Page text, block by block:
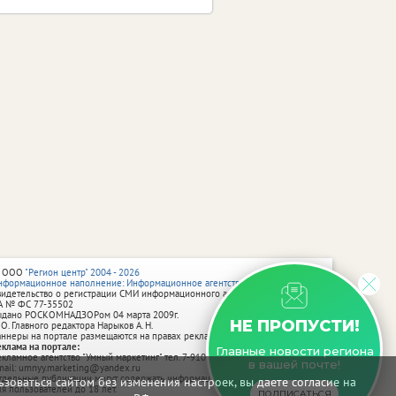
сайтом без изменения настроек, вы даете согласие на
НЕ ПРОПУСТИ!
Главные новости региона
в вашей почте!
"Регион центр" 2004 - 2026
наполнение: Информационное агентство vRossii.ru
о регистрации СМИ информационного агентства vRossii.ru
№ ФС 77‑35502
РОСКОМНАДЗОРом 04 марта 2009г.
Главного редактора Нарыков А. Н.
на портале размещаются на правах рекламы.
на портале:
агентство "Умный маркетинг" тел. 7-910-267-70-40,
umnyy.marketing@yandex.ru
публикации могут содержать информацию, не предназначенную
пользователей до 18 лет.